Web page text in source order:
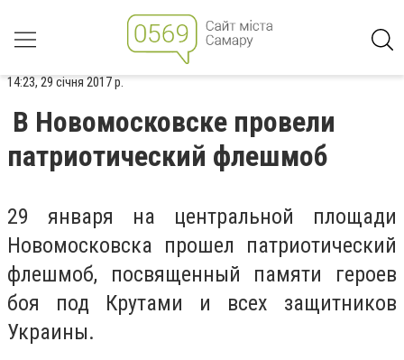
14:23, 29 січня 2017 р.
В Новомосковске провели
патриотический флешмоб
29 января на центральной площади
Новомосковска прошел патриотический
флешмоб, посвященный памяти героев
боя под Крутами и всех защитников
Украины.